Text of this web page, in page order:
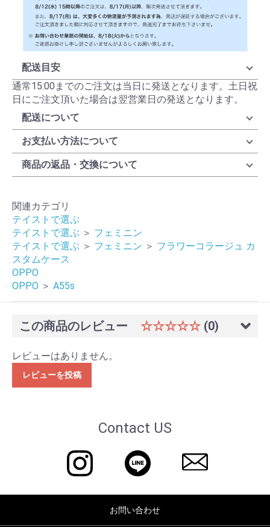
配送目安
通常15:00までのご注文は当日に発送となります。土日祝
日にご注文頂いた場合は翌営業日の発送となります。
配送について
お支払い方法について
商品の返品・交換について
関連カテゴリ
テイストで選ぶ
テイストで選ぶ ＞ フェミニン
テイストで選ぶ ＞ フェミニン ＞ フラワーコラージュ カ
スタムケース
OPPO
OPPO ＞ A55s
この商品のレビュー ☆☆☆☆☆ (0)
レビューはありません。
レビューを投稿
Contact US
お問い合わせ